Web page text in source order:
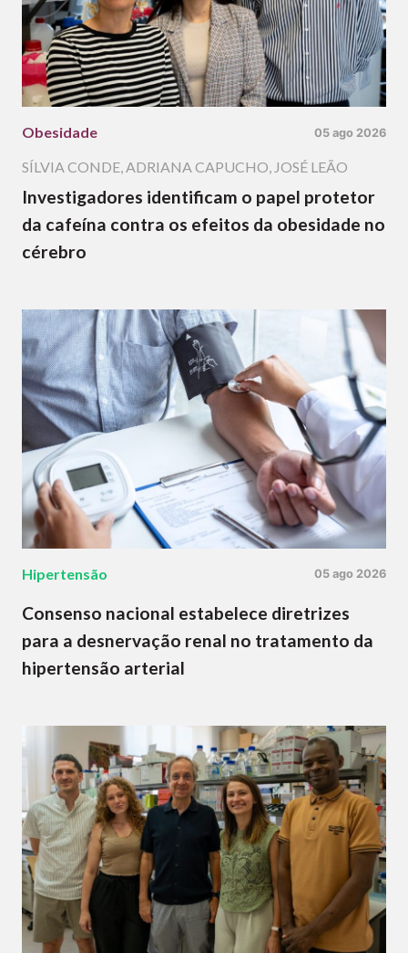
Obesidade 05 ago 2026
SÍLVIA CONDE,ADRIANA CAPUCHO, JOSÉ LEÃO
Investigadores identificam o papel protetor
da cafeína contra os efeitos da obesidade no
cérebro
Hipertensão 05 ago 2026
Consenso nacional estabelece diretrizes
para a desnervação renal no tratamento da
hipertensão arterial